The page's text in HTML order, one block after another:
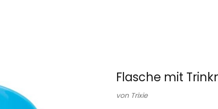
Flasche mit
von Trixie